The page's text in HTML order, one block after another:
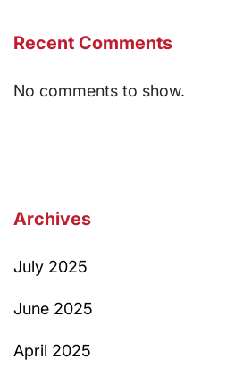
Recent Comments
No comments to show.
Archives
July 2025
June 2025
April 2025